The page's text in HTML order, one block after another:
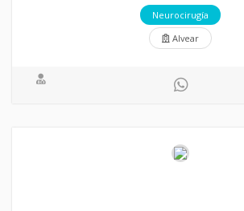
Neurocirugía
Alvear